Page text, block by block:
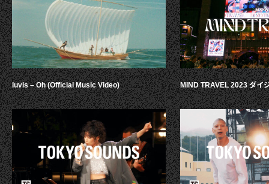
luvis – Oh (Official Music Video) MIND TRAVEL 2023 ダイ